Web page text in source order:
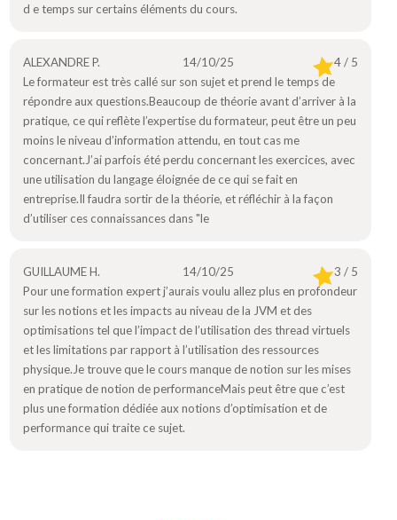
d e temps sur certains éléments du cours.
ALEXANDRE P. 14/10/25
4 / 5
Le formateur est très callé sur son sujet et prend le temps de
répondre aux questions.Beaucoup de théorie avant d’arriver à la
pratique, ce qui reflète l’expertise du formateur, peut être un peu
moins le niveau d’information attendu, en tout cas me
concernant.J’ai parfois été perdu concernant les exercices, avec
une utilisation du langage éloignée de ce qui se fait en
entreprise.Il faudra sortir de la théorie, et réfléchir à la façon
d’utiliser ces connaissances dans "le
GUILLAUME H. 14/10/25
3 / 5
Pour une formation expert j’aurais voulu allez plus en profondeur
sur les notions et les impacts au niveau de la JVM et des
optimisations tel que l’impact de l’utilisation des thread virtuels
et les limitations par rapport à l’utilisation des ressources
physique.Je trouve que le cours manque de notion sur les mises
en pratique de notion de performanceMais peut être que c’est
plus une formation dédiée aux notions d’optimisation et de
performance qui traite ce sujet.